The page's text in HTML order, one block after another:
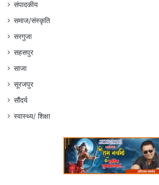
संपादकीय
समाज/संस्कृति
सरगुजा
सहसपुर
साजा
सूरजपुर
सौंदर्य
स्वास्थ्य/ शिक्षा